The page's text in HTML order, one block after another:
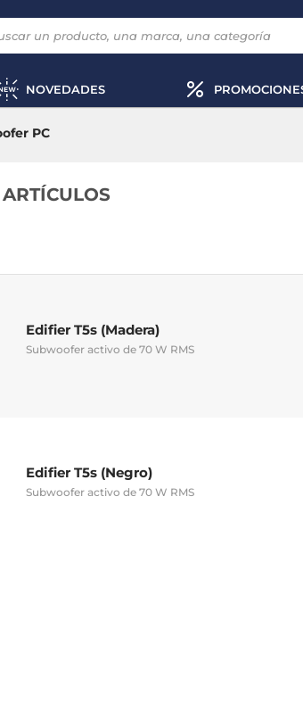
NOVEDADES
PC
Edifier T5s (Madera)
Subwoofer activo de 70 W RMS
Edifier T5s (Negro)
Subwoofer activo de 70 W RMS